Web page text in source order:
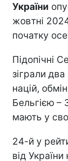
України
жовтні
початку
Підопічні
зіграли
націй,
Бельгією –
мають у
24-й у
від